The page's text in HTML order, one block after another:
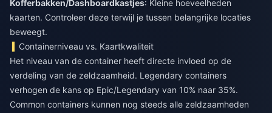
Kofferbakken/Dashboardkastjes: Kleine hoeveelheden
kaarten. Controleer deze terwijl je tussen belangrijke locaties
beweegt.
Containerniveau vs. Kaartkwaliteit
Het niveau van de container heeft directe invloed op de
verdeling van de zeldzaamheid. Legendary containers
verhogen de kans op Epic/Legendary van 10% naar 35%.
Common containers kunnen nog steeds alle zeldzaamheden